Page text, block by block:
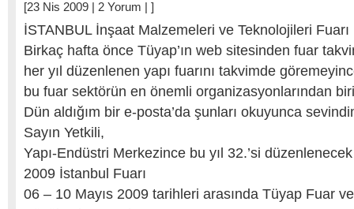
[23 Nis 2009 | 2 Yorum | ]
İSTANBUL İnşaat Malzemeleri ve Teknolojileri Fuarı
Birkaç hafta önce Tüyap’ın web sitesinden fuar
her yıl düzenlenen yapı fuarını takvimde
bu fuar sektörün en önemli organizasyonlarından
Dün aldığım bir e-posta’da şunları okuyunca
Sayın Yetkili,
Yapı-Endüstri Merkezince bu yıl 32.’si
2009 İstanbul Fuarı
06 – 10 Mayıs 2009 tarihleri arasında Tüyap Fuar